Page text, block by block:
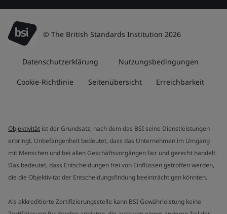
© The British Standards Institution 2026
Datenschutzerklärung Nutzungsbedingungen
Cookie-Richtlinie Seitenübersicht Erreichbarkeit
Objektivität ist der Grundsatz, nach dem das BSI seine Dienstleistungen
erbringt. Unbefangenheit bedeutet, dass das Unternehmen im Umgang
mit Menschen und bei allen Geschäftsvorgängen fair und gerecht handelt.
Das bedeutet, dass Entscheidungen frei von Einflüssen getroffen werden,
die die Objektivität der Entscheidungsfindung beeinträchtigen könnten.
Als akkreditierte Zertifizierungsstelle kann BSI Gewährleistung keine